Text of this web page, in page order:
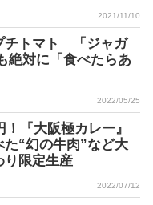
2021/11/10
チトマト 「ジャガ
対に「食べたらあ
2022/05/25
『大阪極カレー』
“幻の牛肉”など大
り限定生産
2022/07/12